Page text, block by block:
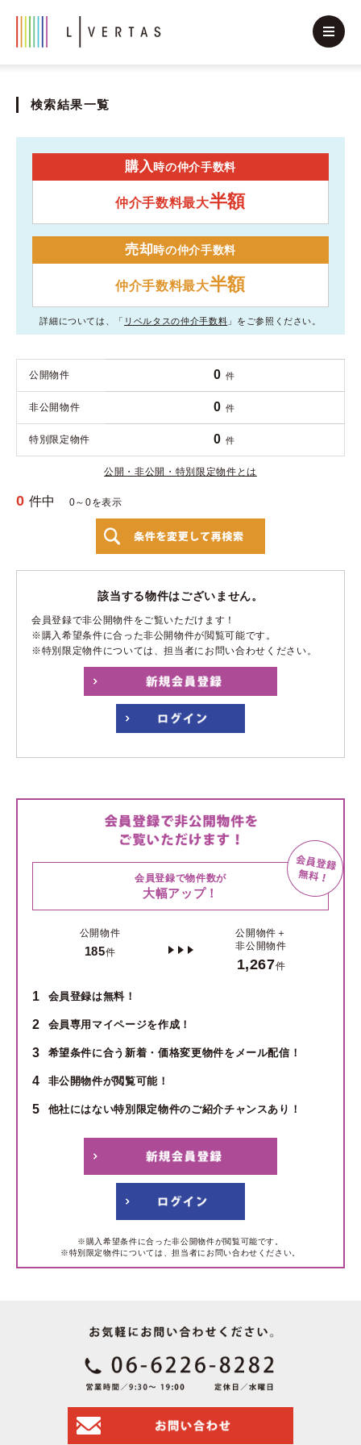
検索結果一覧
購入時の仲介手数料
仲介手数料最大半額
売却時の仲介手数料
仲介手数料最大半額
詳細については、「 リベルタスの仲介手数料 」をご参照ください。
公開物件 0 件
非公開物件 0 件
特別限定物件 0 件
公開・非公開・特別限定物件とは
0 件中 0～0を表示
該当する物件はございません。
会員登録で非公開物件をご覧いただけます！
※購入希望条件に合った非公開物件が閲覧可能です。
※特別限定物件については、担当者にお問い合わせください。
会員登録で物件数が
大幅アップ！
公開物件
185件
公開物件＋
非公開物件
1,267件
1 会員登録は無料！
2 会員専用マイページを作成！
3 希望条件に合う新着・価格変更物件をメール配信！
4 非公開物件が閲覧可能！
5 他社にはない特別限定物件のご紹介チャンスあり！
※購入希望条件に合った非公開物件が閲覧可能です。
※特別限定物件については、担当者にお問い合わせください。